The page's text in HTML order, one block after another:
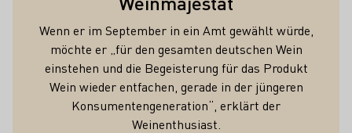
Wenn er im September in ein Amt gewählt würde,
möchte er „für den gesamten deutschen Wein
einstehen und die Begeisterung für das Produkt
Wein wieder entfachen, gerade in der jüngeren
Konsumentengeneration“, erklärt der
Weinenthusiast.